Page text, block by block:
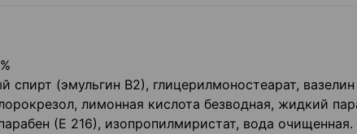
спирт (эмульгин В2), глицерилмоностеарат,
лимонная кислота безводная, жидкий
(Е 216), изопропилмиристат, вода очищенная.